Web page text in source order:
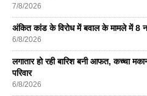
7/8/2026
अंकित कांड के विरोध में बवाल के मामले में 8
6/8/2026
लगातार हो रही बारिश बनी आफत, कच्चा
परिवार
6/8/2026